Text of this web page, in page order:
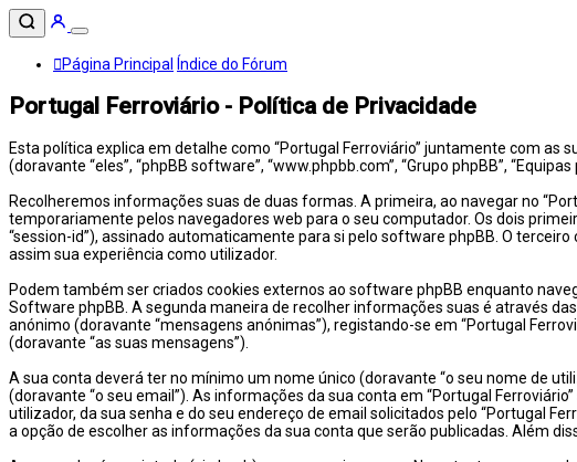
Página Principal Índice do Fórum
Portugal Ferroviário - Política de Privacidade
Esta política explica em detalhe como “Portugal Ferroviário” juntamente com as
(doravante “eles”, “phpBB software”, “www.phpbb.com”, “Grupo phpBB”,
Recolheremos informações suas de duas formas. A primeira, ao navegar no
temporariamente pelos navegadores web para o seu computador. Os dois
“session-id”), assinado automaticamente para si pelo software phpBB. O
assim sua experiência como utilizador.
Podem também ser criados cookies externos ao software phpBB enquanto
Software phpBB. A segunda maneira de recolher informações suas é através
anónimo (doravante “mensagens anónimas”), registando-se em “Portugal
(doravante “as suas mensagens”).
A sua conta deverá ter no mínimo um nome único (doravante “o seu nome de
(doravante “o seu email”). As informações da sua conta em “Portugal
utilizador, da sua senha e do seu endereço de email solicitados pelo “Portugal
a opção de escolher as informações da sua conta que serão publicadas. Além